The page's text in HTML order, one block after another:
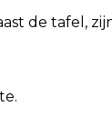
de tafel,